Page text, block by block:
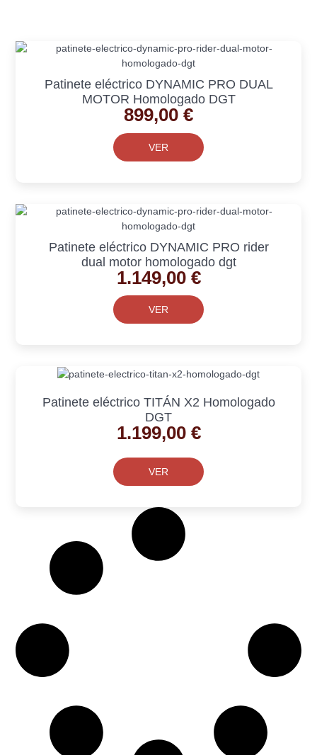
Patinete eléctrico DYNAMIC PRO DUAL
MOTOR Homologado DGT
899,00 €
VER
Patinete eléctrico DYNAMIC PRO rider
dual motor homologado dgt
1.149,00 €
VER
Patinete eléctrico TITÁN X2 Homologado
DGT
1.199,00 €
VER